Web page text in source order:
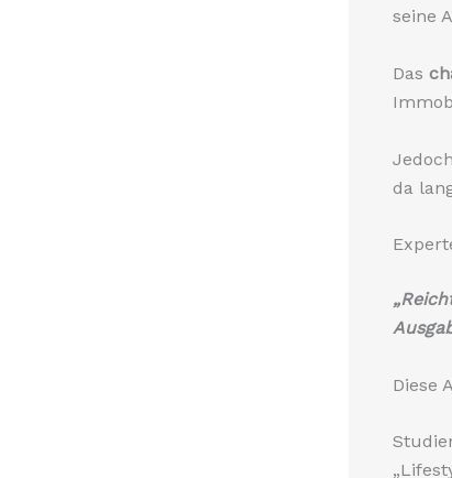
seine
Das
da
Diese